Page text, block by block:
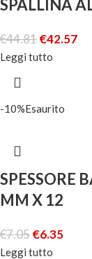
SPALLINA
€44.81€42.57
Leggi tutto
-10%Esaurito
SPESSORE
MM X 12
€7.05€6.35
Leggi tutto